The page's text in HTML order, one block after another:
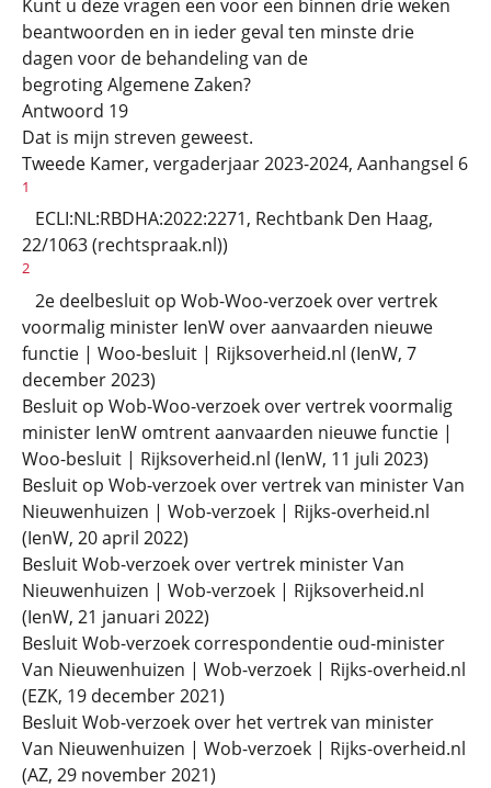
Kunt u deze vragen een voor een binnen drie weken
beantwoorden en in ieder geval ten minste drie
dagen voor de behandeling van de
begroting Algemene Zaken?
Antwoord 19
Dat is mijn streven geweest.
Tweede Kamer, vergaderjaar 2023-2024, Aanhangsel 6
1
ECLI:NL:RBDHA:2022:2271, Rechtbank Den Haag,
22/1063 (rechtspraak.nl))
2
2e deelbesluit op Wob-Woo-verzoek over vertrek
voormalig minister IenW over aanvaarden nieuwe
functie | Woo-besluit | Rijksoverheid.nl (IenW, 7
december 2023)
Besluit op Wob-Woo-verzoek over vertrek voormalig
minister IenW omtrent aanvaarden nieuwe functie |
Woo-besluit | Rijksoverheid.nl (IenW, 11 juli 2023)
Besluit op Wob-verzoek over vertrek van minister Van
Nieuwenhuizen | Wob-verzoek | Rijks-overheid.nl
(IenW, 20 april 2022)
Besluit Wob-verzoek over vertrek minister Van
Nieuwenhuizen | Wob-verzoek | Rijksoverheid.nl
(IenW, 21 januari 2022)
Besluit Wob-verzoek correspondentie oud-minister
Van Nieuwenhuizen | Wob-verzoek | Rijks-overheid.nl
(EZK, 19 december 2021)
Besluit Wob-verzoek over het vertrek van minister
Van Nieuwenhuizen | Wob-verzoek | Rijks-overheid.nl
(AZ, 29 november 2021)